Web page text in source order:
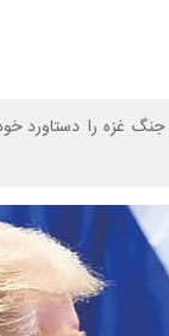
غزه را دستاورد